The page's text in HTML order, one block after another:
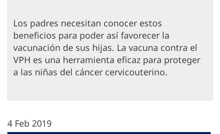
Los padres necesitan conocer estos
beneficios para poder así favorecer la
vacunación de sus hijas. La vacuna contra el
VPH es una herramienta eficaz para proteger
a las niñas del cáncer cervicouterino.
4 Feb 2019